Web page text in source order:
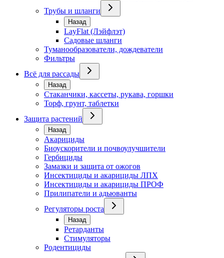
Трубы и шланги
Назад
LayFlat (Лэйфлэт)
Садовые шланги
Туманообразователи, дождеватели
Фильтры
Всё для рассады
Назад
Стаканчики, кассеты, рукава, горшки
Торф, грунт, таблетки
Защита растений
Назад
Акарициды
Биоускорители и почвоулучшители
Гербициды
Замазки и защита от ожогов
Инсектициды и акарициды ЛПХ
Инсектициды и акарициды ПРОФ
Прилипатели и адьюванты
Регуляторы роста
Назад
Ретарданты
Стимуляторы
Родентициды